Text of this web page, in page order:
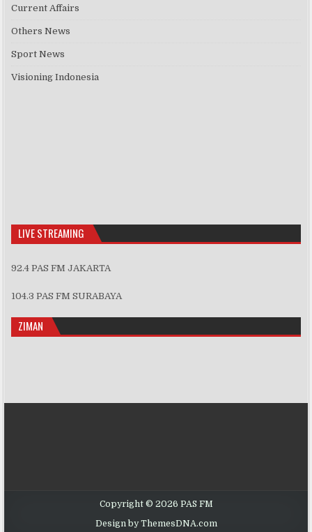
Current Affairs
Others News
Sport News
Visioning Indonesia
LIVE STREAMING
92.4 PAS FM JAKARTA
104.3 PAS FM SURABAYA
ZIMAN
Copyright © 2026 PAS FM
Design by ThemesDNA.com